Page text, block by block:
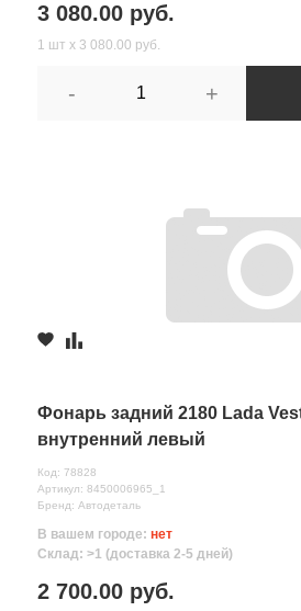
3 080.00 руб.
1 шт х 3 080.00 руб.
- +
Фонарь задний 2180 Lada
внутренний левый
Код: 78828
Артикул: 8450006965_1
Бренд: Автодеталь
В вашем городе: нет
Склад: >1 (доставка 2-5 дней)
2 700.00 руб.